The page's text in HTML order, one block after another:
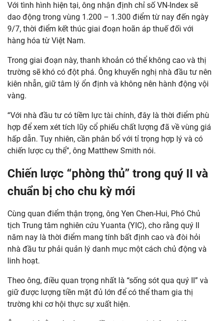
Với tình hình hiện tại, ông nhận định chỉ số VN-Index sẽ
dao động trong vùng 1.200 – 1.300 điểm từ nay đến ngày
9/7, thời điểm kết thúc giai đoạn hoãn áp thuế đối với
hàng hóa từ Việt Nam.
Trong giai đoạn này, thanh khoản có thể không cao và thị
trường sẽ khó có đột phá. Ông khuyến nghị nhà đầu tư nên
kiên nhẫn, giữ tâm lý ổn định và không nên hành động vội
vàng.
“Với nhà đầu tư có tiềm lực tài chính, đây là thời điểm phù
hợp để xem xét tích lũy cổ phiếu chất lượng đã về vùng giá
hấp dẫn. Tuy nhiên, cần phân bổ với tỉ trọng hợp lý và có
chiến lược cụ thể”, ông Matthew Smith nói.
Chiến lược “phòng thủ” trong quý II và
chuẩn bị cho chu kỳ mới
Cùng quan điểm thận trọng, ông Yen Chen-Hui, Phó Chủ
tịch Trung tâm nghiên cứu Yuanta (YIC), cho rằng quý II
năm nay là thời điểm mang tính bất định cao và đòi hỏi
nhà đầu tư phải quản lý danh mục một cách chủ động và
linh hoạt.
Theo ông, điều quan trọng nhất là “sống sót qua quý II” và
giữ được lượng tiền mặt đủ lớn để có thể tham gia thị
trường khi cơ hội thực sự xuất hiện.